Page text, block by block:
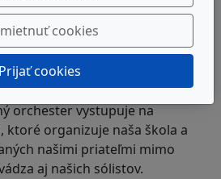
deti sláčikového
s chuťou zahrať. Sú to
navštevujú hodiny huslí a
Orchester hrá skladby od
ktoré sú orchestrom
orchester vystupuje na
ktoré organizuje naša škola a
našimi priateľmi mimo
aj našich sólistov.
cookies
Prijať cookies